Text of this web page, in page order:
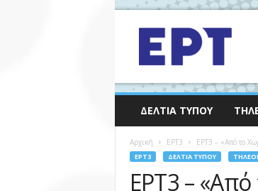
ΔΕΛΤΊΑ ΤΎΠΟΥ
Αρχική EΡΤ3 ΕΡΤ3 – «Από το
EΡΤ3 ΔΕΛΤΊΑ ΤΎΠΟΥ
ΕΡΤ3 –